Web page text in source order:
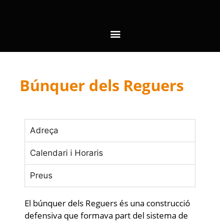
Búnquer dels Reguers
Adreça
Calendari i Horaris
Preus
El búnquer dels Reguers és una construcció
defensiva que formava part del sistema de